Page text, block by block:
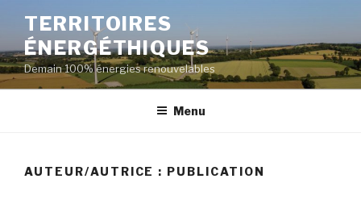
contenu
principal
TERRITOIRES
ÉNERGÉTHIQUES
Demain 100% énergies renouvelables
Menu
AUTEUR/AUTRICE : PUBLICATION